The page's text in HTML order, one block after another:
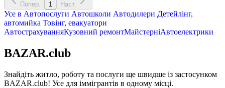
Попер. 1 Наст.
Усе в Автопослуги Автошколи Автодилери Детейлінг,
автомийка Товінг, евакуатори
АвтострахуванняКузовний ремонтМайстерніАвтоелектрики
BAZAR.club
Знайдіть житло, роботу та послуги ще швидше із застосунком
BAZAR.club! Усе для іммігрантів в одному місці.